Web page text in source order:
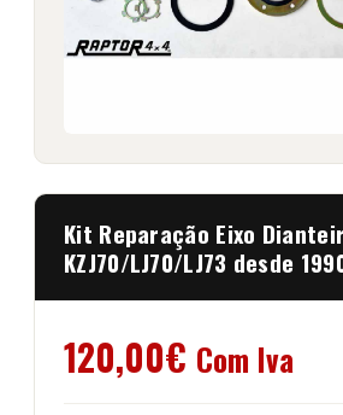
Kit Reparação Eixo
KZJ70/LJ70/LJ73 desde
120,00€ Com Iva